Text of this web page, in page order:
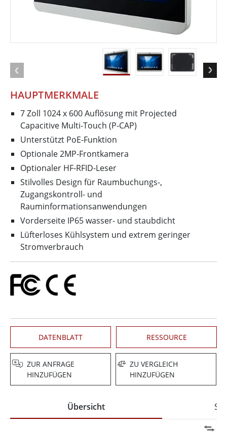
HAUPTMERKMALE
7 Zoll 1024 x 600 Auflösung mit Projected
Capacitive Multi-Touch (P-CAP)
Unterstützt PoE-Funktion
Optionale 2MP-Frontkamera
Optionaler HF-RFID-Leser
Stilvolles Design für Raumbuchungs-,
Zugangskontroll- und
Rauminformationsanwendungen
Vorderseite IP65 wasser- und staubdicht
Lüfterloses Kühlsystem und extrem geringer
Stromverbrauch
DATENBLATT RESSOURCE
ZUR ANFRAGE
HINZUFÜGEN
ZU VERGLEICH
HINZUFÜGEN
Übersicht